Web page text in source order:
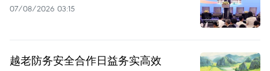
07/08/2026 03:15
越老防务安全合作日益务实高效